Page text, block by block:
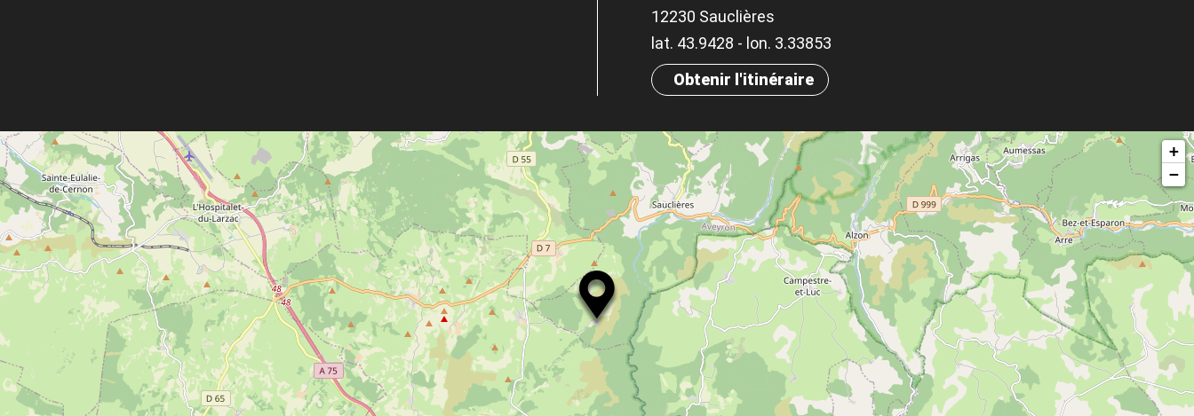
12230 Sauclières
lat. 43.9428 - lon. 3.33853
Obtenir l'itinéraire
+
−